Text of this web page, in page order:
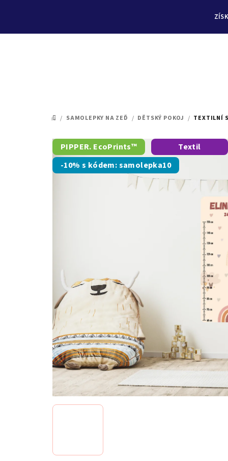
DOMŮ
/ SAMOLEPKY NA ZEĎ / DĚTSKÝ POKOJ / TEXTILNÍ
PIPPER. EcoPrints™
Textil
-10% s kódem: samolepka10